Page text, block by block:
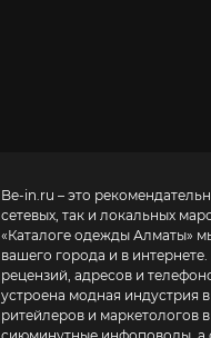
Be-in.ru – это
сетевых, так и локальных
«Каталоге одежды Алматы»
вашего города и в интернете.
рецензий, адресов и телефонов магазинов и
устроена модная индустрия
ритейлеров и маркетологов